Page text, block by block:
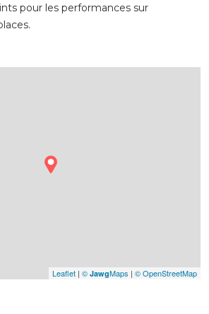
pour les performances sur
Leaflet | © JawgMaps | © OpenStreetMap